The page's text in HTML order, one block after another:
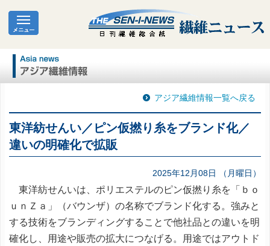
アジア繊維情報一覧へ戻る
東洋紡せんい／ピン仮撚り糸をブランド化／
違いの明確化で拡販
2025年12月08日 （月曜日）
東洋紡せんいは、ポリエステルのピン仮撚り糸を「ｂｏ
ｕｎＺａ」（バウンザ）の名称でブランド化する。強みと
する技術をブランディングすることで他社品との違いを明
確化し、用途や販売の拡大につなげる。用途ではアウトド